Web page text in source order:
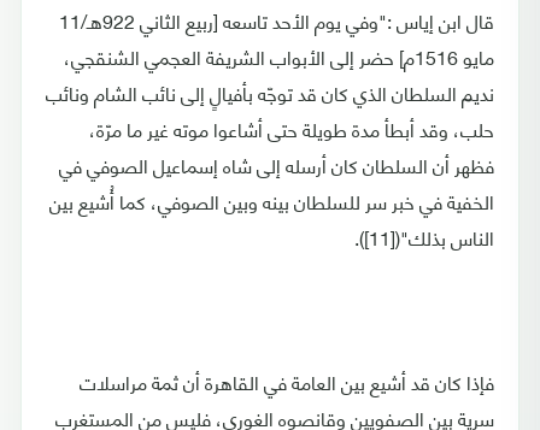
قال ابن إياس :"وفي يوم الأحد تاسعه [ربيع الثاني 922هـ/11
مايو 1516م] حضر إلى الأبواب الشريفة العجمي الشنقجي،
نديم السلطان الذي كان قد توجّه بأفيالٍ إلى نائب الشام ونائب
حلب، وقد أبطأ مدة طويلة حتى أشاعوا موته غير ما مرّة،
فظهر أن السلطان كان أرسله إلى شاه إسماعيل الصوفي في
الخفية في خبر سر للسلطان بينه وبين الصوفي، كما أُشيع بين
الناس بذلك"([11]).
فإذا كان قد أشيع بين العامة في القاهرة أن ثمة مراسلات
سرية بين الصفويين وقانصوه الغوري، فليس من المستغرب